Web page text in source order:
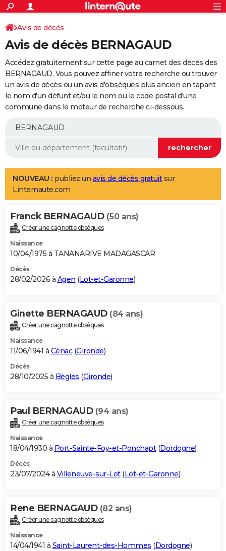
ACTUALITÉS
Politique
Société
Faits Divers
Education
Monde
Villes
+
SPORT
Coupe du monde 2026
Football
Tennis
Cyclisme
Rugby
Forum
Programme TV
TNT
Streaming
Cinéma
Sorties cinéma
Musique
+
FINANCE
Impôts
Immobilier
Risques naturels par ville
Banque
Assurance
Crédit
AUTO
Essais
Réserver un essai
Citadines
Berlines
SUV
Forum auto
+
Mobiles
Meilleur smartphone
Internet
Ordinateurs
Jeux vidéo
Guide high-tech
Aménagement intérieur
LIFESTYLE
Art de vivre
Bien-être
Loisirs
Mode
Modes de vie
Alimentation
Guide de la santé
Maladies
Médicaments
Sommeil
VOYAGE
Destinations
City break
Voyage nature
Voyage de noces
Forum
Climat
+PHOTO
GUIDES D'ACHAT
BONS PLANS
Carte de Noël
Carte Bonne année
Carte Saint-Valentin
Carte Pâques
Carte d'anniversaire
DICTIONNAIRE
Dictionnaire
Biographies
Citations
Expressions
Proverbes
PROGRAMME TV
S'inscrire
Se connecter
Lycées
Collèges
Primaires
Universités
Entreprises
Service militaire
Avis de recherche
AVIS DE DÉCÈS
Bricolage
Lifestyle
Culture
Sport
Auto
Television
Voyage
Cinema
Avis de décès
Avis de décès BERNAGAUD
Accédez gratuitement sur cette page au carnet des décès des
BERNAGAUD. Vous pouvez affiner votre recherche ou trouver
un avis de décès ou un avis d'obsèques plus ancien en tapant
le nom d'un défunt et/ou le nom ou le code postal d'une
commune dans le moteur de recherche ci-dessous.
NOUVEAU : publiez un avis de décès gratuitsur
Linternaute.com
Franck BERNAGAUD (50 ans)
Créer une cagnotte obsèques
Naissance
10/04/1975 à TANANARIVE MADAGASCAR
Décès
28/02/2026 à Agen (Lot-et-Garonne)
Ginette BERNAGAUD (84 ans)
Créer une cagnotte obsèques
Naissance
11/06/1941 à Cénac(Gironde)
Décès
28/10/2025 à Bègles (Gironde)
Paul BERNAGAUD (94 ans)
Créer une cagnotte obsèques
Naissance
18/04/1930 à Port-Sainte-Foy-et-Ponchapt(Dordogne)
Décès
23/07/2024 à Villeneuve-sur-Lot(Lot-et-Garonne)
Rene BERNAGAUD (82 ans)
Créer une cagnotte obsèques
Naissance
14/04/1941 à Saint-Laurent-des-Hommes (Dordogne)